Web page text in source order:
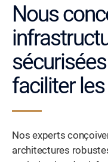
Nous
faciliter
Nos experts
architectures